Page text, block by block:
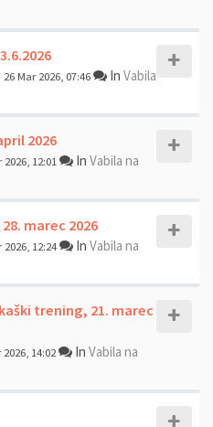
26 Mar 2026, 07:46 In Vabila
2026
2026, 12:01 In Vabila na
marec 2026
2026, 12:24 In Vabila na
trening, 21. marec
2026, 14:02 In Vabila na